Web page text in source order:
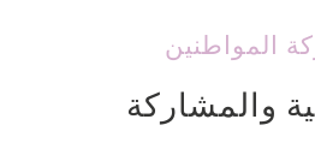
المواطنين
والمشاركة